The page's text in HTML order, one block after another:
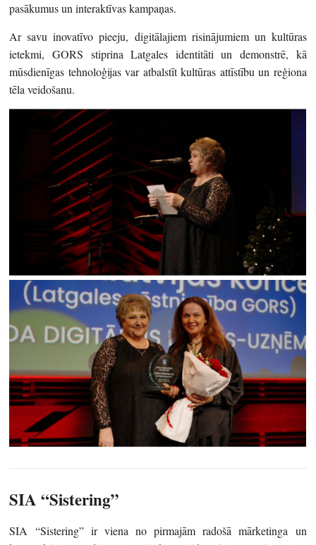
pasākumus un interaktīvas kampaņas.
Ar savu inovatīvo pieeju, digitālajiem risinājumiem un kultūras
ietekmi, GORS stiprina Latgales identitāti un demonstrē, kā
mūsdienīgas tehnoloģijas var atbalstīt kultūras attīstību un reģiona
tēla veidošanu.
SIA “Sistering”
SIA “Sistering” ir viena no pirmajām radošā mārketinga un